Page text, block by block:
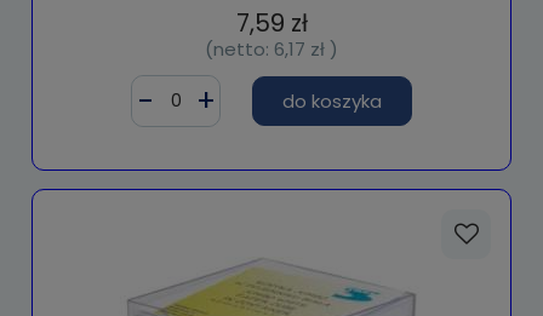
7,59 zł
(netto: 6,17 zł )
do koszyka